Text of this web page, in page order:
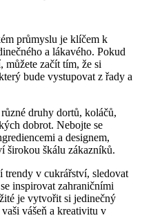
průmyslu je klíčem k
a lákavého. Pokud
můžete začít tím, že si
bude vystupovat z řady a
druhy dortů, koláčů,
dobrot. Nebojte se
a designem,
širokou škálu zákazníků.
trendy v cukrářství, sledovat
inspirovat zahraničními
je vytvořit si jedinečný
vášeň a kreativitu v